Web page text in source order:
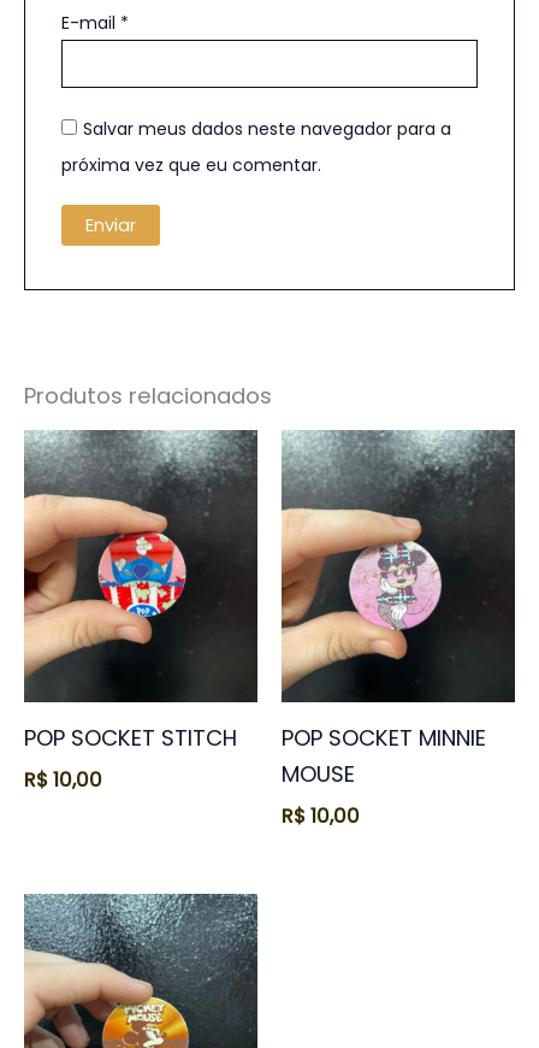
E-mail *
Salvar meus dados neste navegador para a
próxima vez que eu comentar.
Produtos relacionados
POP SOCKET STITCH
R$10,00
POP SOCKET MINNIE
MOUSE
R$10,00